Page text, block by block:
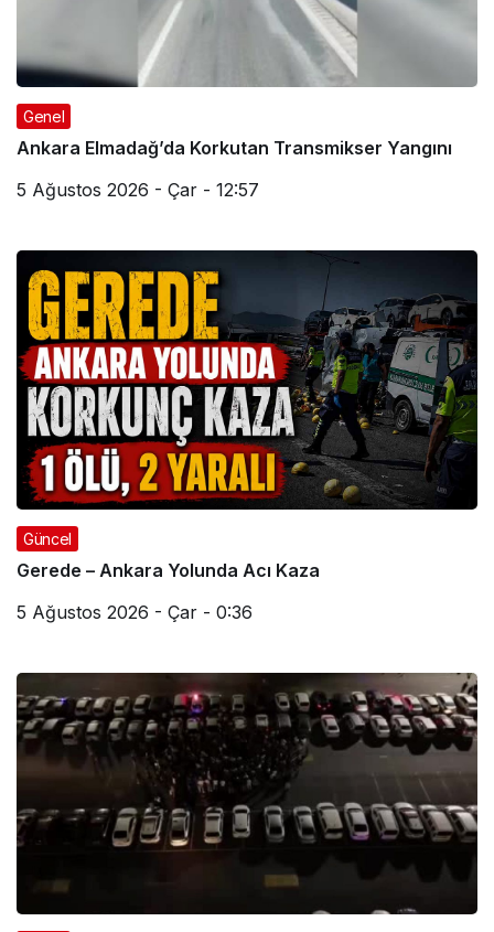
Genel
Ankara Elmadağ’da Korkutan Transmikser Yangını
5 Ağustos 2026 - Çar - 12:57
Güncel
Gerede – Ankara Yolunda Acı Kaza
5 Ağustos 2026 - Çar - 0:36